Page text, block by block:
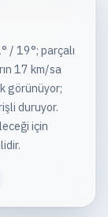
/ 19°; parçalı
17 km/sa
görünüyor;
duruyor.
için